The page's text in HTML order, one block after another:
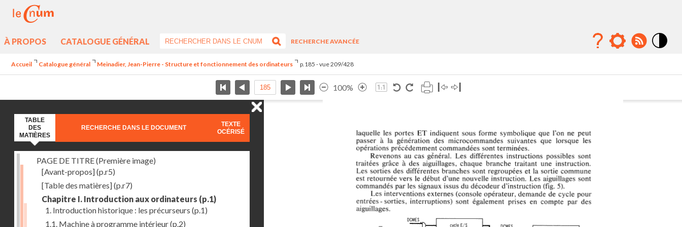
À PROPOS CATALOGUE GÉNÉRAL
RECHERCHE AVANCÉE
Accueil Catalogue général Meinadier, Jean-Pierre - Structure et fonctionnement des ordinateurs p.185 - vue 209/428
100%
TABLE
DES
MATIÈRES
RECHERCHE DANS LE DOCUMENT
TEXTE
OCÉRISÉ
PAGE DE TITRE (Première image)
[Avant-propos](p.r5)
[Table des matières](p.r7)
Chapitre I. Introduction aux ordinateurs (p.1)
1. Introduction historique : les précurseurs (p.1)
1.1. Machine à programme intérieur(p.2)